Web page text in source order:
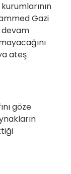
Gazi
devam
ateş
göze